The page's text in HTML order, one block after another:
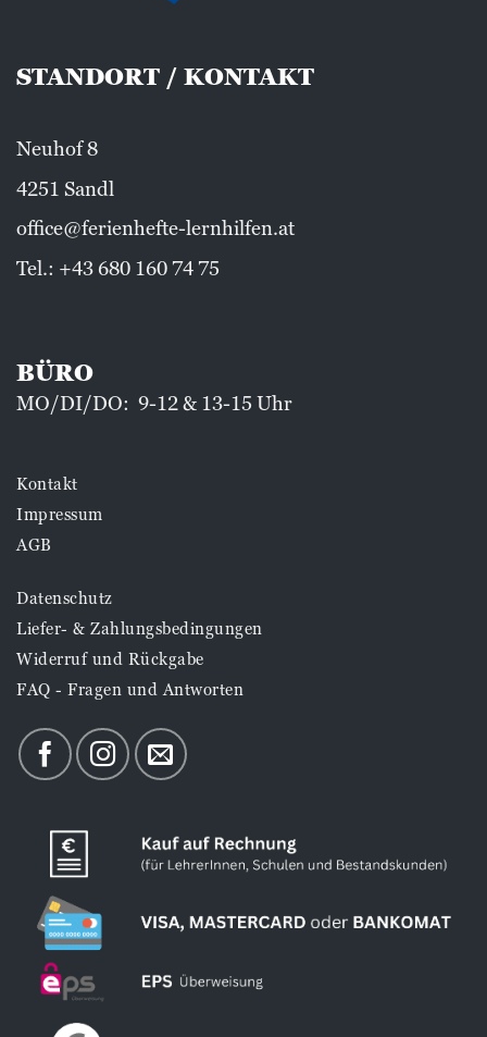
STANDORT / KONTAKT
Neuhof 8
4251 Sandl
office@ferienhefte-lernhilfen.at
Tel.: +43 680 160 74 75
BÜRO
MO/DI/DO: 9-12 & 13-15 Uhr
Kontakt
Impressum
AGB
Datenschutz
Liefer- & Zahlungsbedingungen
Widerruf und Rückgabe
FAQ - Fragen und Antworten